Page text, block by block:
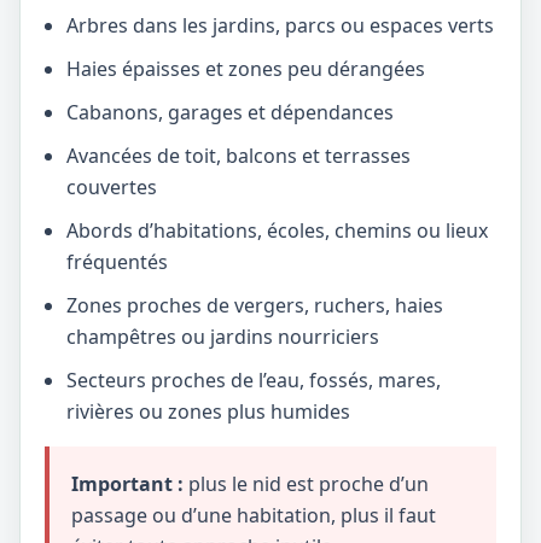
Arbres dans les jardins, parcs ou espaces verts
Haies épaisses et zones peu dérangées
Cabanons, garages et dépendances
Avancées de toit, balcons et terrasses
couvertes
Abords d’habitations, écoles, chemins ou lieux
fréquentés
Zones proches de vergers, ruchers, haies
champêtres ou jardins nourriciers
Secteurs proches de l’eau, fossés, mares,
rivières ou zones plus humides
Important : plus le nid est proche d’un
passage ou d’une habitation, plus il faut